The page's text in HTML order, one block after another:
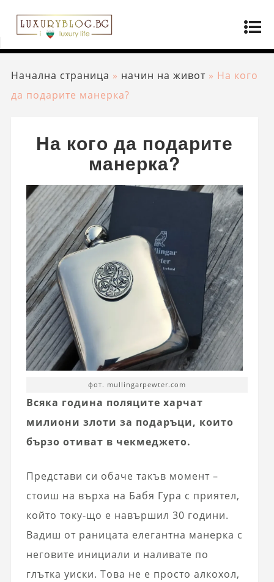
Начална страница » начин на живот» На кого
да подарите манерка?
На кого да подарите
манерка?
фот. mullingarpewter.com
Всяка година поляците харчат
милиони злоти за подаръци, които
бързо отиват в чекмеджето.
Представи си обаче такъв момент –
стоиш на върха на Бабя Гура с приятел,
който току-що е навършил 30 години.
Вадиш от раницата елегантна манерка с
неговите инициали и наливате по
глътка уиски. Това не е просто алкохол,